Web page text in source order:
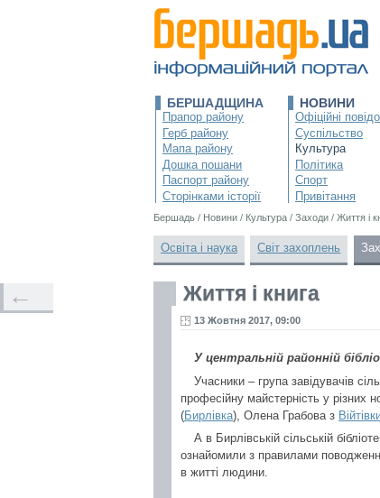
БЕРШАДЩИНА
Прапор району
Герб району
Мапа району
Дошка пошани
Паспорт району
Сторінками історії
НОВИНИ
Офіційні
Суспільство
Культура
Політика
Спорт
Привітання
Бершадь / Новини / Культура / Заходи / Життя і
Освіта і наука Світ захоплень
Життя і книга
13 Жовтня 2017, 09:00
У центральній районній
Учасники – група завідувачів
професійну майстерність у різних
(Бирлівка), Олена Грабова з
А в Бирлівській сільській
ознайомили з правилами
в житті людини.
←